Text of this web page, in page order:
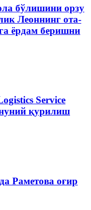
бўлишини орзу
Леоннинг ота-
ёрдам беришни
Service
қурилиш
Раметова оғир